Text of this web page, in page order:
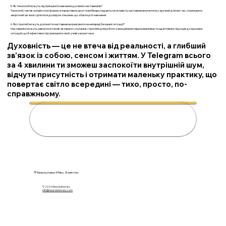
5. Як технології можуть підтримувати навчання духовних наставників?
Технології, такі як онлайн-платформи, інтерактивні курси та вебінари, надають можливість наставникам вчитися у зручний для них час, отримувати
зворотний зв'язок і ділитися досвідом з іншими, що збагачує їх навчання.
6. Які стратегії можуть допомогти наставникам реагувати на непередбачувані ситуації?
Наставники можуть навчитися технік активного слухання, стратегій для роботи з емоційними переживаннями та адаптивних підходів до кризових
ситуацій, щоб ефективно підтримувати своїх учнів у важкі часи.
Духовність — це не втеча від реальності, а глибший
зв’язок із собою, сенсом і життям. У Telegram всього
за 4 хвилини ти зможеш заспокоїти внутрішній шум,
відчути присутність і отримати маленьку практику, що
повертає світло всередині — тихо, просто, по-
справжньому.
🌟 Розкрий свою духовність за 4
💚 Безкоштовно. М’яко. Зі змістом
© 2026 Neurolutionary
info@neurolutionary.com